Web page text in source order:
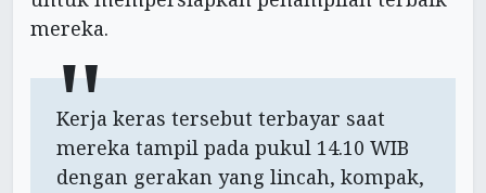
mereka.
Kerja keras tersebut terbayar saat
mereka tampil pada pukul 14.10 WIB
dengan gerakan yang lincah, kompak,